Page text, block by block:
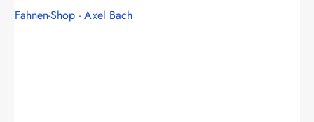
Fahnen-Shop - Axel Bach